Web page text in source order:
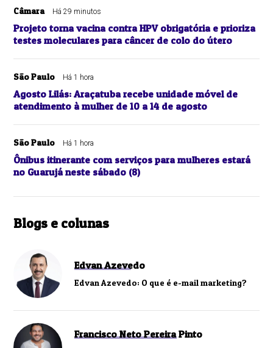
Câmara Há 29 minutos
Projeto torna vacina contra HPV obrigatória e prioriza
testes moleculares para câncer de colo do útero
São Paulo Há 1 hora
Agosto Lilás: Araçatuba recebe unidade móvel de
atendimento à mulher de 10 a 14 de agosto
São Paulo Há 1 hora
Ônibus itinerante com serviços para mulheres estará
no Guarujá neste sábado (8)
Blogs e colunas
Edvan Azevedo
Edvan Azevedo: O que é e-mail marketing?
Francisco Neto Pereira Pinto